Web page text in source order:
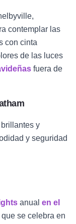
contemplar las
con cinta
de las luces
fuera de
y
y seguridad
anual en el
se celebra en